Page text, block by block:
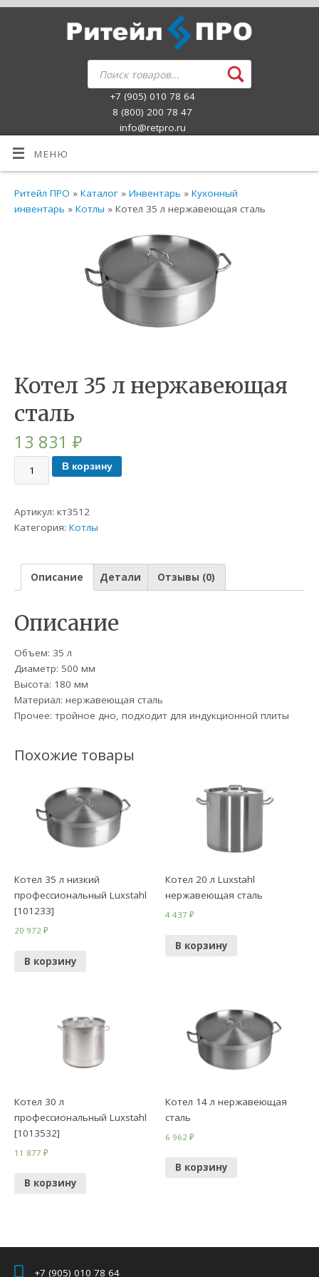
+7 (905) 010 78 64
8 (800) 200 78 47
info@retpro.ru
МЕНЮ
Ритейл ПРО »Каталог »Инвентарь »Кухонный
инвентарь »Котлы » Котел 35 л нержавеющая сталь
Котел 35 л нержавеющая
сталь
13 831₽
В корзину
Артикул:кт3512
Категория:Котлы
Описание Детали Отзывы (0)
Описание
Объем: 35 л
Диаметр: 500 мм
Высота: 180 мм
Материал: нержавеющая сталь
Прочее: тройное дно, подходит для индукционной плиты
Похожие товары
Котел 35 л низкий
профессиональный Luxstahl
[101233]
20 972₽
В корзину
Котел 20 л Luxstahl
нержавеющая сталь
4 437₽
В корзину
Котел 30 л
профессиональный Luxstahl
[1013532]
11 877₽
В корзину
Котел 14 л нержавеющая
сталь
6 962₽
В корзину
+7 (905) 010 78 64